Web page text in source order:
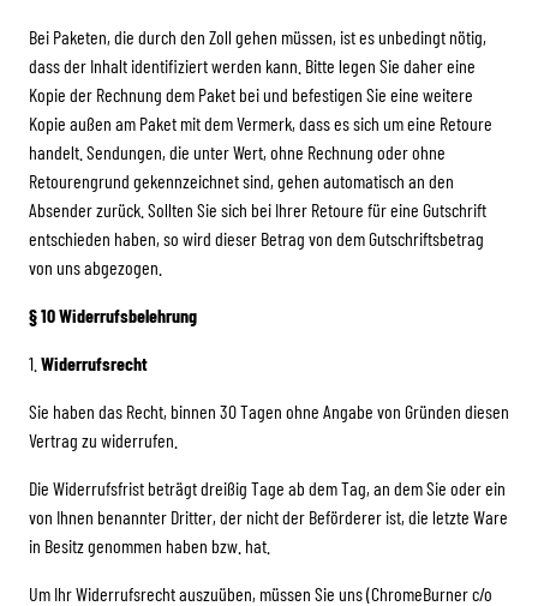
Bei Paketen, die durch den Zoll gehen müssen, ist es unbedingt nötig,
dass der Inhalt identifiziert werden kann. Bitte legen Sie daher eine
Kopie der Rechnung dem Paket bei und befestigen Sie eine weitere
Kopie außen am Paket mit dem Vermerk, dass es sich um eine Retoure
handelt. Sendungen, die unter Wert, ohne Rechnung oder ohne
Retourengrund gekennzeichnet sind, gehen automatisch an den
Absender zurück. Sollten Sie sich bei Ihrer Retoure für eine Gutschrift
entschieden haben, so wird dieser Betrag von dem Gutschriftsbetrag
von uns abgezogen.
§ 10 Widerrufsbelehrung
1. Widerrufsrecht
Sie haben das Recht, binnen 30 Tagen ohne Angabe von Gründen diesen
Vertrag zu widerrufen.
Die Widerrufsfrist beträgt dreißig Tage ab dem Tag, an dem Sie oder ein
von Ihnen benannter Dritter, der nicht der Beförderer ist, die letzte Ware
in Besitz genommen haben bzw. hat.
Um Ihr Widerrufsrecht auszuüben, müssen Sie uns (ChromeBurner c/o